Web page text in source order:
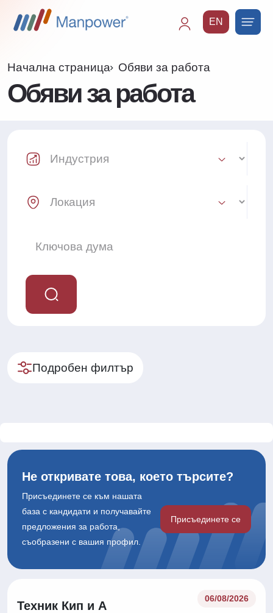
EN
Начална страница Обяви за работа
Обяви за работа
Industry Select
Location Select
Подробен филтър
Не откривате това, което търсите?
Присъединете се към нашата
база с кандидати и получавайте
предложения за работа,
съобразени с вашия профил.
Присъединете се
Техник Кип и А
06/08/2026